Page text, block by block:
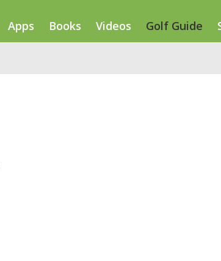
Apps Books Videos Golf Guide